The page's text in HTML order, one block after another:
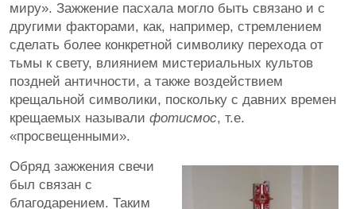
миру». Зажжение пасхала могло быть связано и с
другими факторами, как, например, стремлением
сделать более конкретной символику перехода от
тьмы к свету, влиянием мистериальных культов
поздней античности, а также воздействием
крещальной символики, поскольку с давних времен
крещаемых называли фотисмос, т.е.
«просвещенными».
Обряд зажжения свечи
был связан с
благодарением. Таким